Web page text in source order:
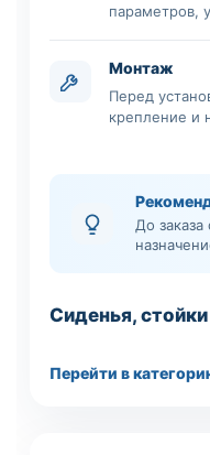
параметров,
Монтаж
Перед
крепление и
До заказа
Сиденья,
Перейти в